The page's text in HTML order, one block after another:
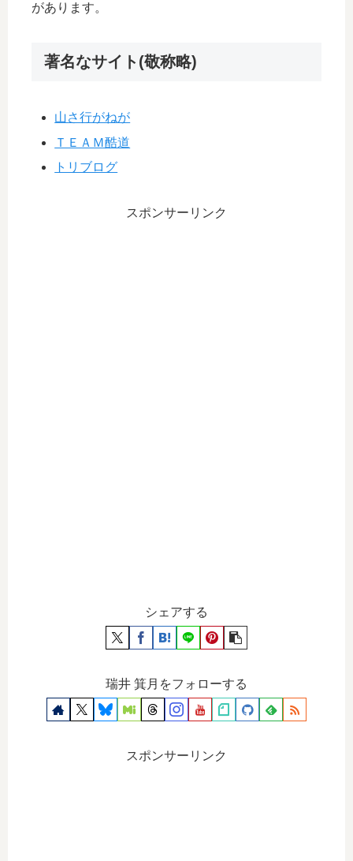
があります。
著名なサイト(敬称略)
山さ行がねが
ＴＥＡＭ酷道
トリブログ
スポンサーリンク
シェアする
瑞井 箕月をフォローする
スポンサーリンク